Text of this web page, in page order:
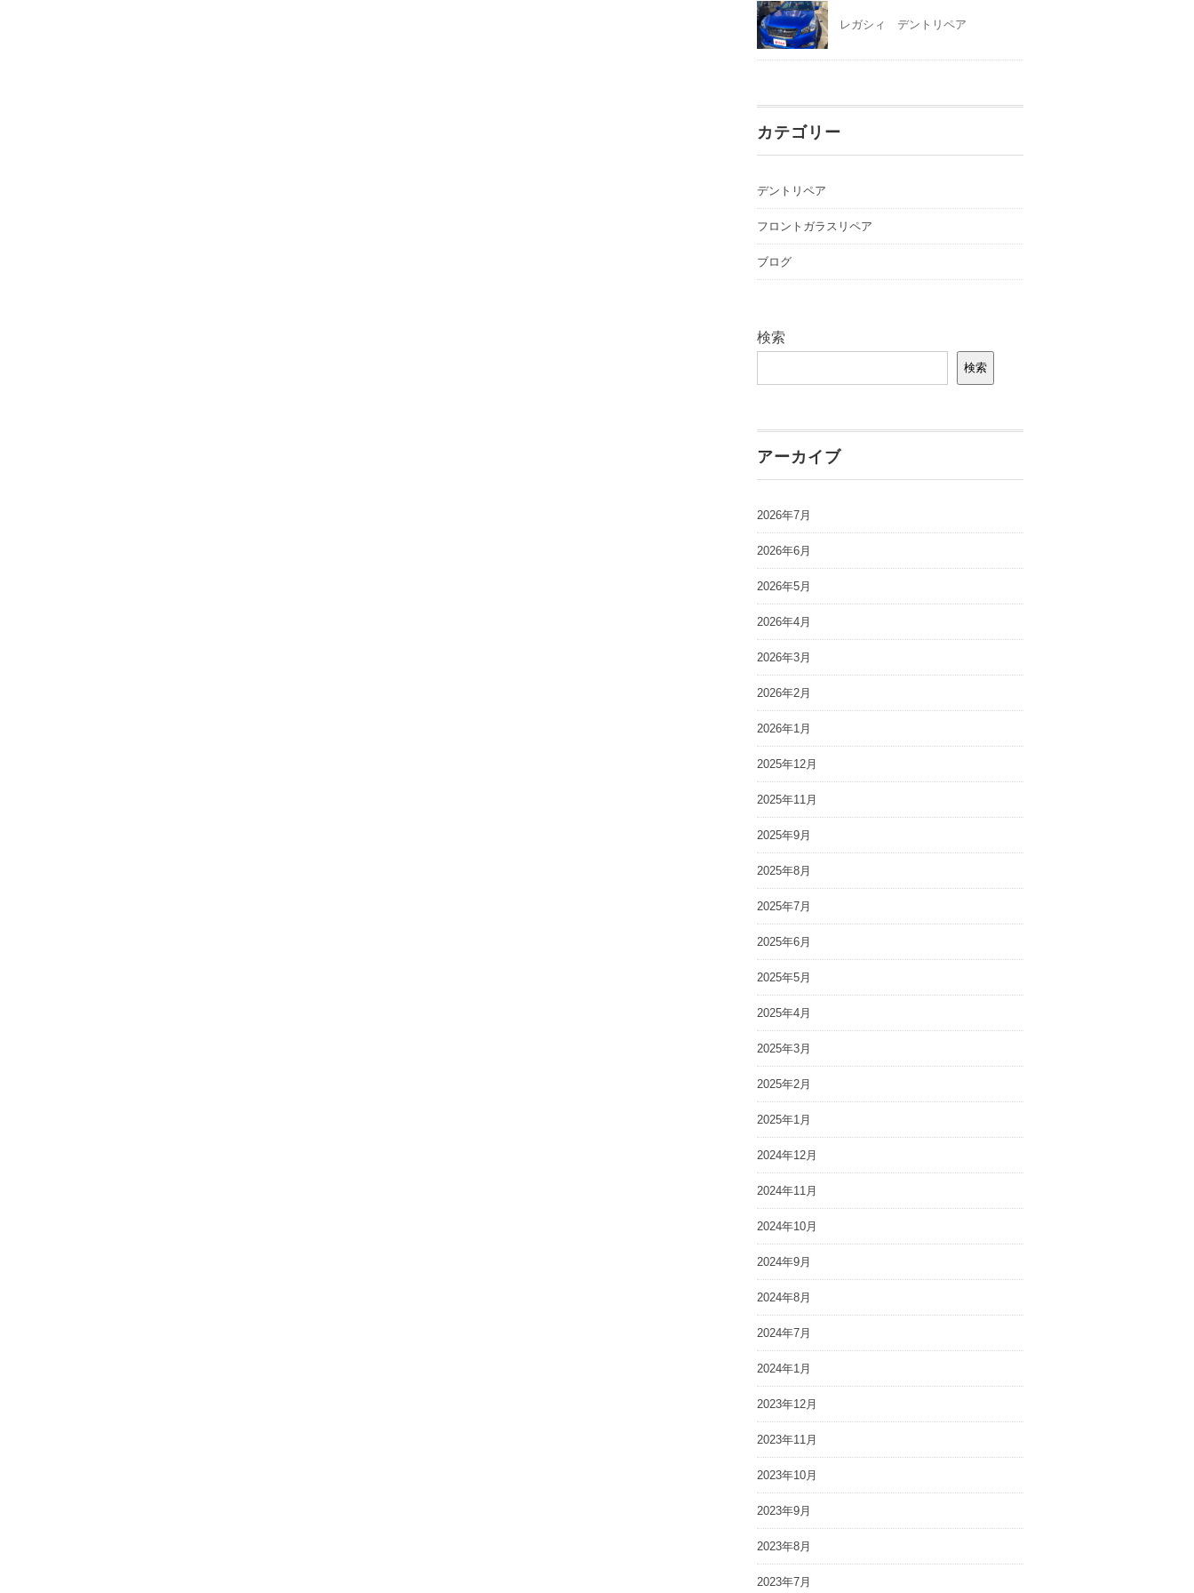
レガシィ デントリペア
カテゴリー
デントリペア
フロントガラスリペア
ブログ
検索
検索
アーカイブ
2026年7月
2026年6月
2026年5月
2026年4月
2026年3月
2026年2月
2026年1月
2025年12月
2025年11月
2025年9月
2025年8月
2025年7月
2025年6月
2025年5月
2025年4月
2025年3月
2025年2月
2025年1月
2024年12月
2024年11月
2024年10月
2024年9月
2024年8月
2024年7月
2024年1月
2023年12月
2023年11月
2023年10月
2023年9月
2023年8月
2023年7月